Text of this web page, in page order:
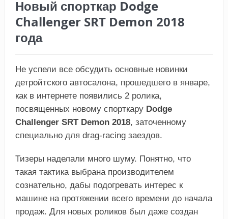
Новый спорткар Dodge
Challenger SRT Demon 2018
года
Не успели все обсудить основные новинки
детройтского автосалона, прошедшего в январе,
как в интернете появились 2 ролика,
посвященных новому спорткару Dodge
Challenger SRT Demon 2018, заточенному
специально для drag-racing заездов.
Тизеры наделали много шуму. Понятно, что
такая тактика выбрана производителем
сознательно, дабы подогревать интерес к
машине на протяжении всего времени до начала
продаж. Для новых роликов был даже создан